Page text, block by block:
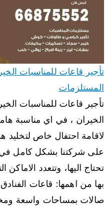
المستلزمات
تأجير قاعات للمناسبات
الخيران ، في اي مناسبة
لاقامة احتفال خاص لتخليد
على شركتنا بشكل كامل في
تحتاج اليها، وتتعدد الاماكن
بها من اهمها: قاعات الفنادق
صالات بمساحات واسعة